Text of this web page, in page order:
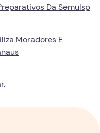
Da Semulsp
Moradores E